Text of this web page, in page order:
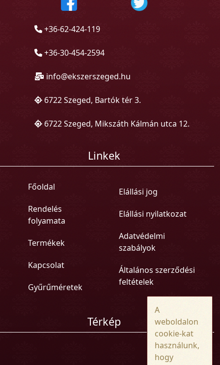
+36-62-424-119
+36-30-454-2594
info@ekszerszeged.hu
6722 Szeged, Bartók tér 3.
6722 Szeged, Mikszáth Kálmán utca 12.
Linkek
Főoldal
Rendelés
folyamata
Termékek
Kapcsolat
Gyűrűméretek
Elállási jog
Elállási nyilatkozat
Adatvédelmi
szabályok
Általános szerződési
feltételek
Térkép
A
weboldalon
cookie-kat
használunk,
hogy